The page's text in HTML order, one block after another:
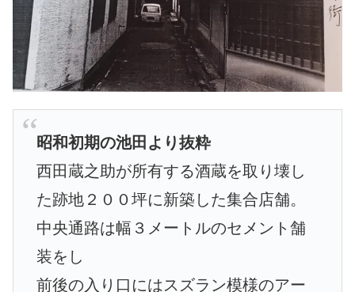
昭和初期の池田より抜粋
西田蔵之助が所有する酒蔵を取り壊し
た跡地２００坪に新築した集合店舗。
中央通路は幅３メートルのセメント舗
装をし
前後の入り口にはスズラン模様のアー